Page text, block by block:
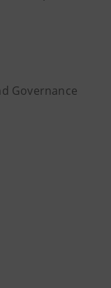
Governance